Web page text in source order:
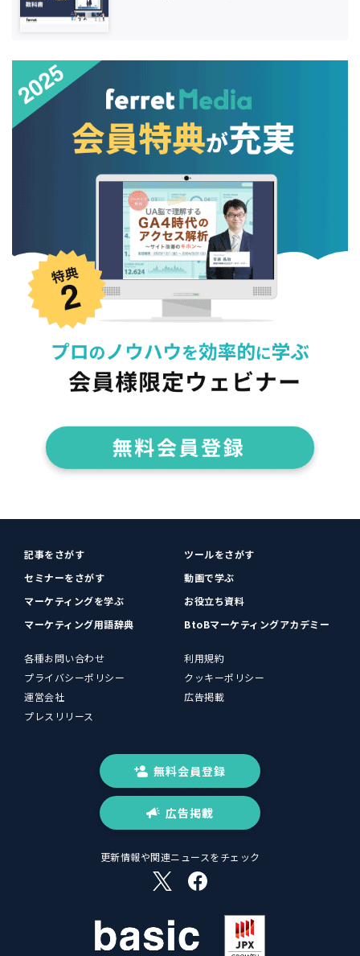
記事をさがす
ツールをさがす
セミナーをさがす
動画で学ぶ
マーケティングを学ぶ
お役立ち資料
マーケティング用語辞典
BtoBマーケティングアカデミー
各種お問い合わせ
利用規約
プライバシーポリシー
クッキーポリシー
運営会社
広告掲載
プレスリリース
無料会員登録
広告掲載
更新情報や関連ニュースをチェック